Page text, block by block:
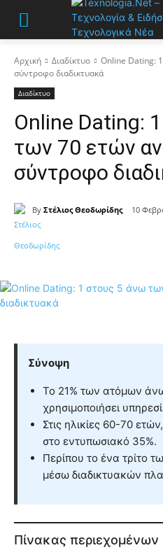
Αρχική Διαδίκτυο
Online Dating:
σύντροφο διαδικτυακά
Διαδίκτυο
Online Dating:
των 70 ετών
σύντροφο
By Στέλιος Θεοδωρίδης 10
Σύνοψη
Το 21% των ατόμων
χρησιμοποιήσει
Στις ηλικίες 60-70
στο εντυπωσιακό 35%.
Περίπου το ένα τρίτο
μέσω διαδικτυακών
Πίνακας περιεχομένων